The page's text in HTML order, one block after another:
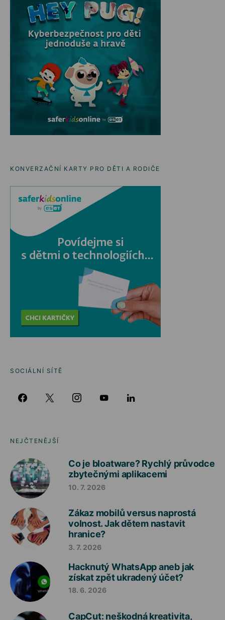
KONVERZAČNÍ KARTY PRO DĚTI A RODIČE
SOCIÁLNÍ SÍTĚ
NEJČTENĚJŠÍ
Co je bloatware? Rychlý průvodce
zbytečnými aplikacemi
10. 7. 2026
Zákaz mobilů versus naprostá
volnost. Jak dětem nastavit
hranice?
3. 7. 2026
Hacknutý WhatsApp aneb jak
získat zpět ukradený účet?
18. 6. 2026
CapCut: neškodná kreativita,